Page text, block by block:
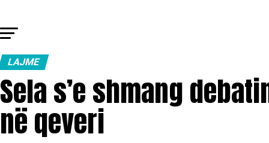
LAJME
Sela s’e shmang
në qeveri